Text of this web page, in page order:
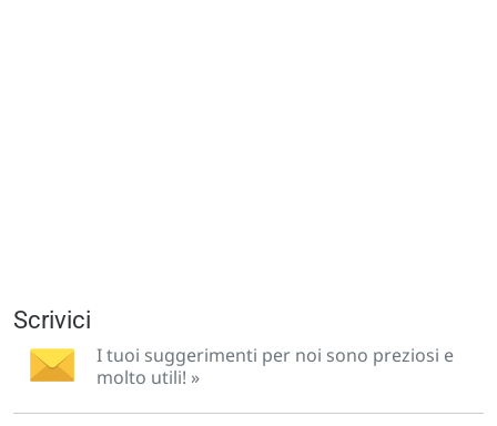
Scrivici
I tuoi suggerimenti per noi sono preziosi e
molto utili! »